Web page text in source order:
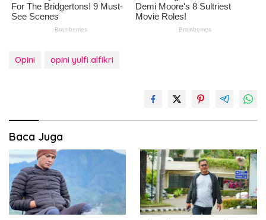
Opini opini yulfi alfikri
Baca Juga